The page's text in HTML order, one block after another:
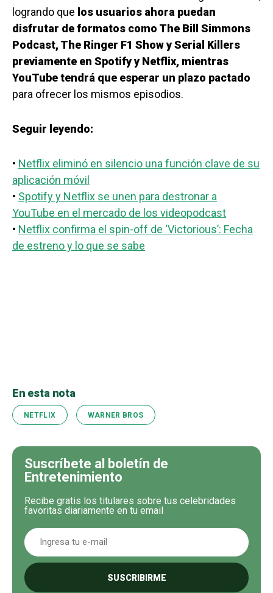
logrando que los usuarios ahora puedan
disfrutar de formatos como The Bill Simmons
Podcast, The Ringer F1 Show y Serial Killers
previamente en Spotify y Netflix, mientras
YouTube tendrá que esperar un plazo pactado
para ofrecer los mismos episodios.
Seguir leyendo:
• Netflix eliminó en silencio una función clave de su
aplicación móvil
• Spotify y Netflix se unen para destronar a
YouTube en el mercado de los videopodcast
• Netflix confirma el spin-off de ‘Victorious’: Fecha
de estreno y lo que se sabe
En esta nota
NETFLIX WARNER BROS
Suscríbete al boletín de
Entretenimiento
Recibe gratis los titulares sobre tus celebridades
favoritas diariamente en tu email
SUSCRIBIRME